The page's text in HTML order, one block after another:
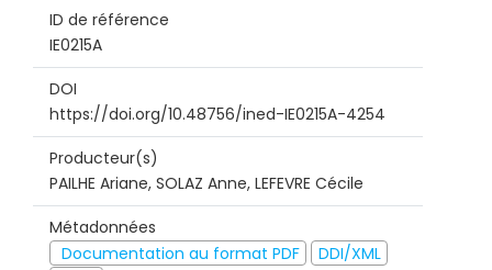
ID de référence
IE0215A
DOI
https://doi.org/10.48756/ined-IE0215A-4254
Producteur(s)
PAILHE Ariane, SOLAZ Anne, LEFEVRE Cécile
Métadonnées
Documentation au format PDF
DDI/XML